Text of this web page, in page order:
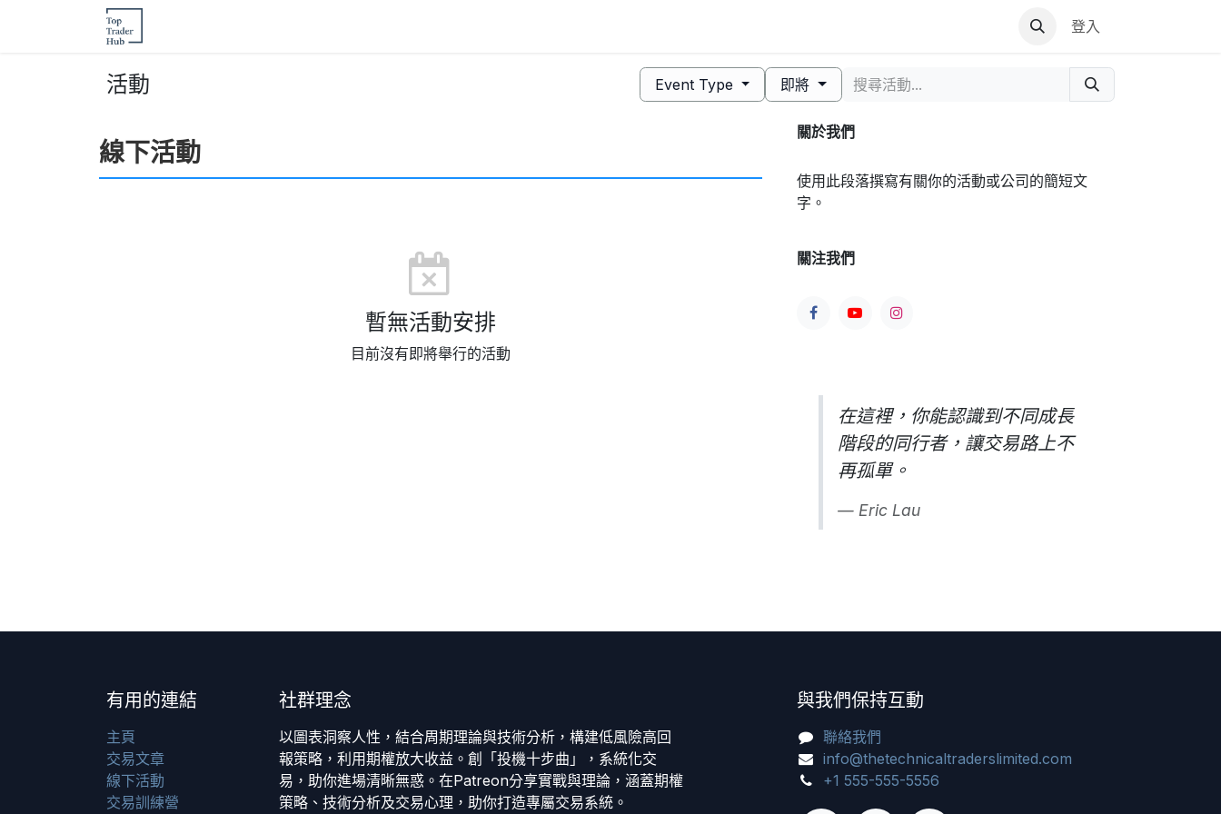
登入
活動 Event Type 即將
線下活動
暫無活動安排
目前沒有即將舉行的活動
關於我們
使用此段落撰寫有關你的活動或公司的簡短文
字。
關注我們
在這裡，你能認識到不同成長
階段的同行者，讓交易路上不
再孤單。
Eric Lau
有用的連結
主頁
交易文章
線下活動
交易訓練營
社群理念
以圖表洞察人性，結合周期理論與技術分析，構建低風險高回
報策略，利用期權放大收益。創「投機十步曲」，系統化交
易，助你進場清晰無惑。在Patreon分享實戰與理論，涵蓋期權
策略、技術分析及交易心理，助你打造專屬交易系統。
與我們保持互動
聯絡我們
info@thetechnicaltraderslimited.com
+1 555-555-5556